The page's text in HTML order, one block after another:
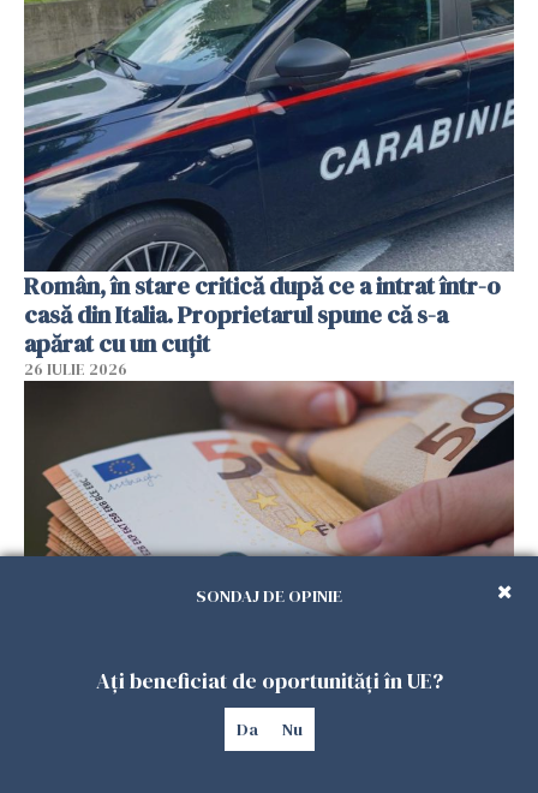
Român, în stare critică după ce a intrat într-o
casă din Italia. Proprietarul spune că s-a
apărat cu un cuțit
26 IULIE 2026
Menajere și îngrijitori, în vizorul Fiscului din
Italia. Aproape 500.000 de euro din venituri,
ascunși de autorități
SONDAJ DE OPINIE
Ați beneficiat de oportunități în UE?
Da Nu